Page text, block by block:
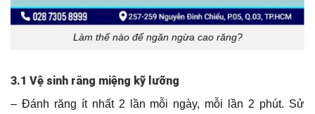
Làm thế nào để ngăn ngừa cao răng?
3.1 Vệ sinh răng miệng kỹ lưỡng
– Đánh răng ít nhất 2 lần mỗi ngày, mỗi lần 2 phút. Sử